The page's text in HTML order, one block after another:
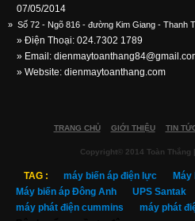
07/05/2014
» Số 72 - Ngõ 816 - đường Kim Giang - Thanh
» Điện Thoại: 024.7302 1789
» Email:
» Website: dienmaytoanthang.com
TRANG CHỦ GIỚI THIỆU TIN
Copyright© 2014 Toàn Thắng
TAG : máy biến áp điện lực
Máy
Máy biến áp Đông Anh
UPS Santak
máy phát điện cummins
máy phát